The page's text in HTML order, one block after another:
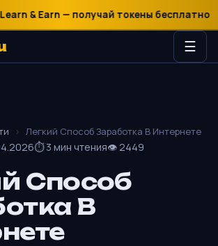
& Earn — получай токены бесплатно
☰
› Легкий Способ Заработка В Интернете
⏱ 3 мин чтения👁 2449
Способ
В